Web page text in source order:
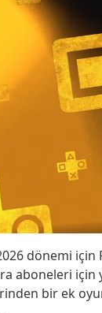
dönemi
aboneleri
bir ek